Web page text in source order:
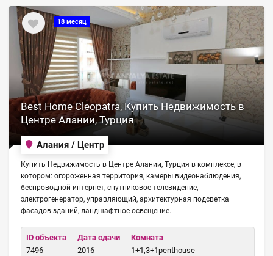
18 месяц
Best Home Cleopatra, Купить Недвижимость в
Центре Алании, Турция
Алания / Центр
Купить Недвижимость в Центре Алании, Турция в комплексе, в
котором: огороженная территория, камеры видеонаблюдения,
беспроводной интернет, спутниковое телевидение,
электрогенератор, управляющий, архитектурная подсветка
фасадов зданий, ландшафтное освещение.
ID объекта
7496
Дата сдачи
2016
Комната
1+1,3+1penthouse